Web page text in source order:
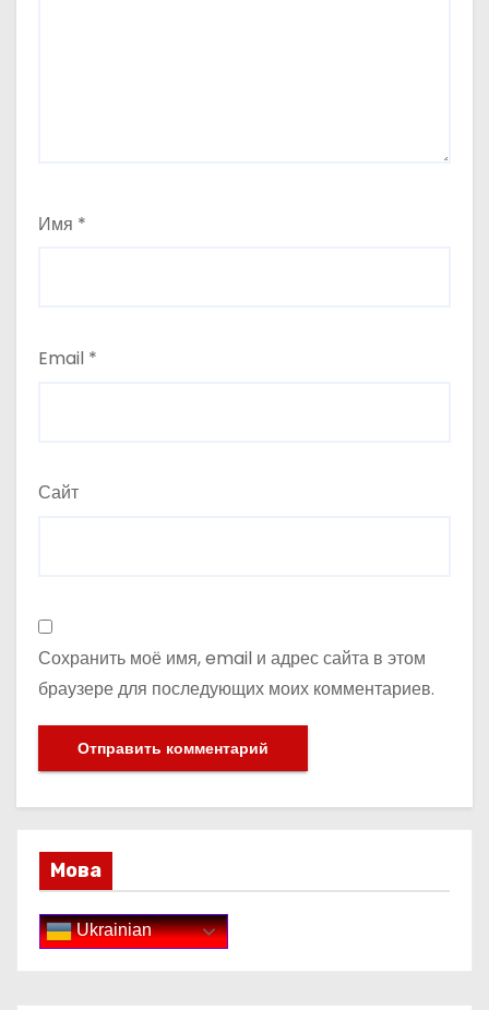
Имя *
Email *
Сайт
Сохранить моё имя, email и адрес сайта в этом
браузере для последующих моих комментариев.
Мова
Ukrainian